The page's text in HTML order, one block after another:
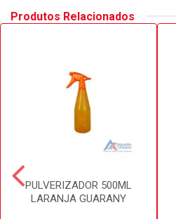
Produtos Relacionados
PULVERIZADOR 500ML
LARANJA GUARANY